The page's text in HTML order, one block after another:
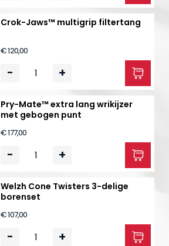
Crok-Jaws™ multigrip filtertang
€ 120,00
- +
Pry-Mate™ extra lang wrikijzer
met gebogen punt
€ 177,00
- +
Welzh Cone Twisters 3-delige
borenset
€ 107,00
- +